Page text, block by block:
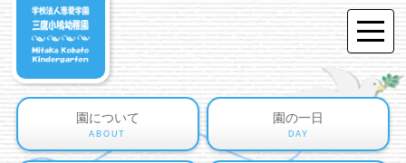
園について
ABOUT
園の一日
DAY